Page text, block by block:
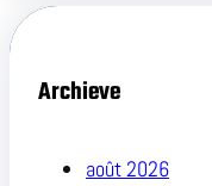
Archieve
août 2026